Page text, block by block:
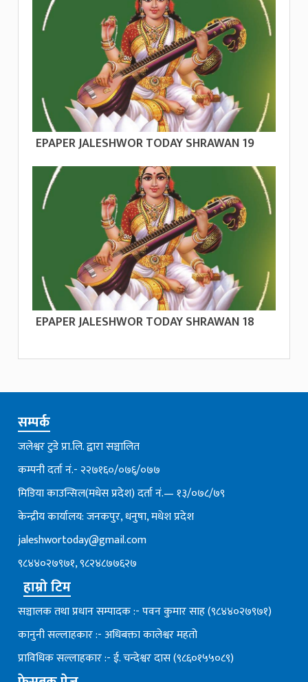
EPAPER JALESHWOR TODAY SHRAWAN 19
EPAPER JALESHWOR TODAY SHRAWAN 18
सम्पर्क
जलेश्वर टुडे प्रा.लि. द्वारा सञ्चालित
कम्पनी दर्ता नं.- २२७१६०/०७६्/०७७
मिडिया काउन्सिल(मधेस प्रदेश) दर्ता नं.— १३/०७८/७९
केन्द्रीय कार्यालय: जनकपुर, धनुषा, मधेश प्रदेश
jaleshwortoday@gmail.com
९८४४०२७९७१, ९८२४८७७६२७
हाम्रो टिम
सञ्चालक तथा प्रधान सम्पादक :- पवन कुमार साह (९८४४०२७९७१)
कानुनी सल्लाहकार :- अधिबक्ता कालेश्वर महतो
प्राविधिक सल्लाहकार :- ई. चन्देश्वर दास (९८६०१५५०८९)